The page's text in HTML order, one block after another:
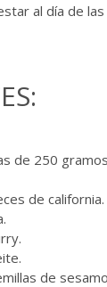
al día de
de 250
de california.
de